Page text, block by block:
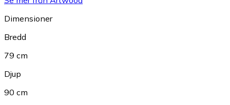
Dimensioner
Bredd
79 cm
Djup
90 cm